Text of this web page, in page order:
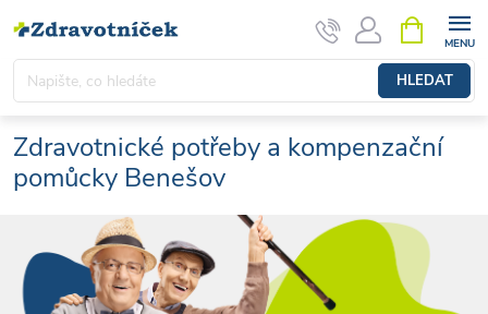
HLEDAT
Zdravotnické potřeby a kompenzační
pomůcky Benešov